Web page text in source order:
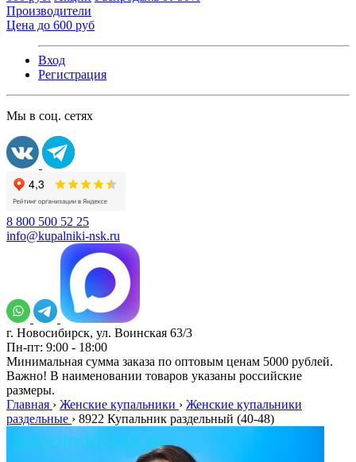
Производители
Цена до 600 руб
Вход
Регистрация
Мы в соц. сетях
8 800 500 52 25
info@kupalniki-nsk.ru
г. Новосибирск, ул. Воинская 63/3
Пн-пт: 9:00 - 18:00
Минимальная сумма заказа по оптовым ценам 5000 рублей.
Важно! В наименовании товаров указаны российские
размеры.
Главная › Женские купальники › Женские купальники
раздельные › 8922 Купальник раздельный (40-48)